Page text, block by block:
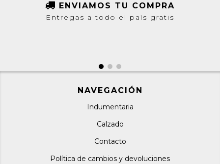
ENVIAMOS TU COMPRA
Entregas a todo el país gratis
NAVEGACIÓN
Indumentaria
Calzado
Contacto
Política de cambios y devoluciones